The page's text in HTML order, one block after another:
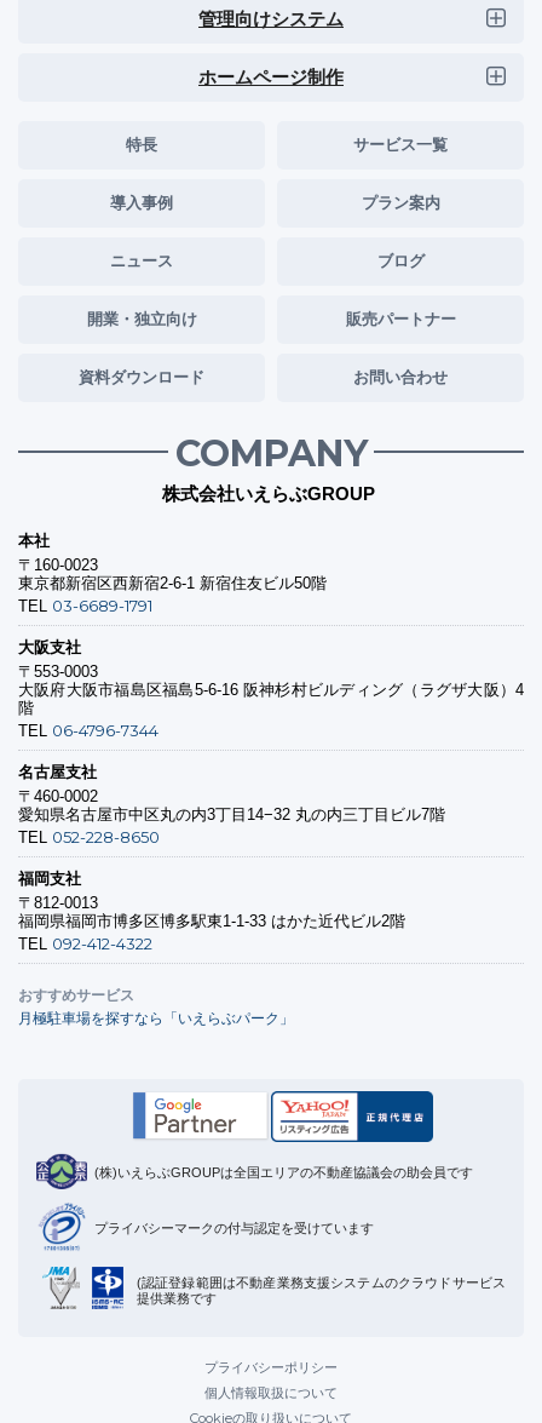
管理向けシステム
ホームページ制作
特長 サービス一覧
導入事例 プラン案内
ニュース ブログ
開業・独立向け 販売パートナー
資料ダウンロード お問い合わせ
COMPANY
株式会社いえらぶGROUP
本社
〒160-0023
東京都新宿区西新宿2-6-1 新宿住友ビル50階
TEL 03-6689-1791
大阪支社
〒553-0003
大阪府大阪市福島区福島5-6-16 阪神杉村ビルディング（ラグザ大阪）4
階
TEL 06-4796-7344
名古屋支社
〒460-0002
愛知県名古屋市中区丸の内3丁目14−32 丸の内三丁目ビル7階
TEL 052-228-8650
福岡支社
〒812-0013
福岡県福岡市博多区博多駅東1-1-33 はかた近代ビル2階
TEL 092-412-4322
おすすめサービス
月極駐車場を探すなら「いえらぶパーク」
(株)いえらぶGROUPは全国エリアの不動産協議会の助会員です
プライバシーマークの付与認定を受けています
(認証登録範囲は不動産業務支援システムのクラウドサービス
提供業務です
プライバシーポリシー
個人情報取扱について
Cookieの取り扱いについて